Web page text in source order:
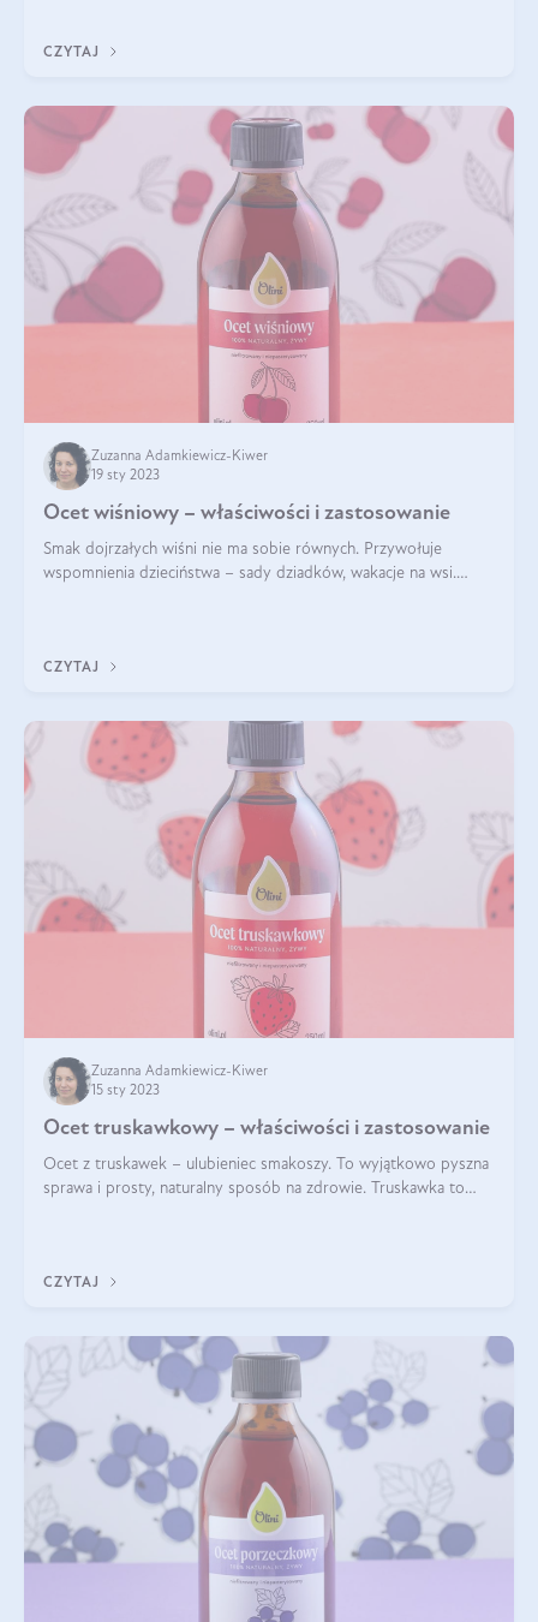
CZYTAJ
Zuzanna Adamkiewicz-Kiwer
19 sty 2023
Ocet wiśniowy – właściwości i zastosowanie
Smak dojrzałych wiśni nie ma sobie równych. Przywołuje
wspomnienia dzieciństwa – sady dziadków, wakacje na wsi.
CZYTAJ
Zuzanna Adamkiewicz-Kiwer
15 sty 2023
Ocet truskawkowy – właściwości i zastosowanie
Ocet z truskawek – ulubieniec smakoszy. To wyjątkowo pyszna
sprawa i prosty, naturalny sposób na zdrowie. Truskawka to
CZYTAJ